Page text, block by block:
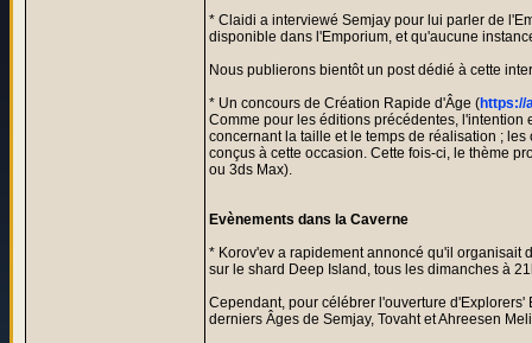
* Claidi a interviewé Semjay pour lui parler de
disponible dans l'Emporium, et qu'aucune
Nous publierons bientôt un post dédié à cette
* Un concours de Création Rapide d'Âge (https://
Comme pour les éditions précédentes,
concernant la taille et le temps de réalisation ;
conçus à cette occasion. Cette fois-ci, le thème
ou 3ds Max).
Evènements dans la Caverne
* Korov'ev a rapidement annoncé qu'il organisait
sur le shard Deep Island, tous les dimanches à
Cependant, pour célébrer l'ouverture
derniers Âges de Semjay, Tovaht et Ahreesen